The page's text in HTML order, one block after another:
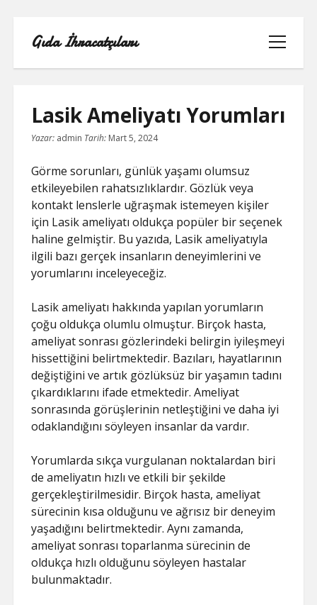
Gıda İhracatçıları
menüyü
aç
HILESI
INSTAGRAM BEĞENI HILESI 2021
ÜCRETSIZ
LISTE
SAYFA LISTESI
Lasik Ameliyatı Yorumları
Yazar: admin Tarih: Mart 5, 2024
Görme sorunları, günlük yaşamı olumsuz
etkileyebilen rahatsızlıklardır. Gözlük veya
kontakt lenslerle uğraşmak istemeyen kişiler
için Lasik ameliyatı oldukça popüler bir seçenek
haline gelmiştir. Bu yazıda, Lasik ameliyatıyla
ilgili bazı gerçek insanların deneyimlerini ve
yorumlarını inceleyeceğiz.
Lasik ameliyatı hakkında yapılan yorumların
çoğu oldukça olumlu olmuştur. Birçok hasta,
ameliyat sonrası gözlerindeki belirgin iyileşmeyi
hissettiğini belirtmektedir. Bazıları, hayatlarının
değiştiğini ve artık gözlüksüz bir yaşamın tadını
çıkardıklarını ifade etmektedir. Ameliyat
sonrasında görüşlerinin netleştiğini ve daha iyi
odaklandığını söyleyen insanlar da vardır.
Yorumlarda sıkça vurgulanan noktalardan biri
de ameliyatın hızlı ve etkili bir şekilde
gerçekleştirilmesidir. Birçok hasta, ameliyat
sürecinin kısa olduğunu ve ağrısız bir deneyim
yaşadığını belirtmektedir. Aynı zamanda,
ameliyat sonrası toparlanma sürecinin de
oldukça hızlı olduğunu söyleyen hastalar
bulunmaktadır.